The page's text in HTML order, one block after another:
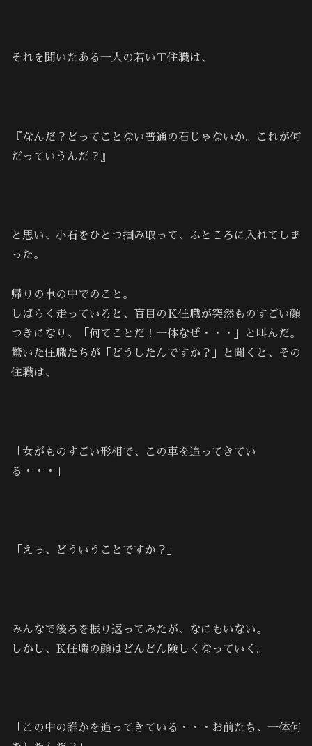
それを聞いたある一人の若いＴ住職は、
『なんだ？どってことない普通の石じゃないか。これが何
だっていうんだ？』
と思い、小石をひとつ掴み取って、ふところに入れてしま
った。
帰りの車の中でのこと。
しばらく走っていると、盲目のＫ住職が突然ものすごい顔
つきになり、「何てことだ！一体なぜ・・・」と叫んだ。
驚いた住職たちが「どうしたんですか？」と聞くと、その
住職は、
「女がものすごい形相で、この車を追ってきてい
る・・・」
「えっ、どういうことですか？」
みんなで後ろを振り返ってみたが、なにもいない。
しかし、Ｋ住職の顔はどんどん険しくなっていく。
「この中の誰かを追ってきている・・・お前たち、一体何